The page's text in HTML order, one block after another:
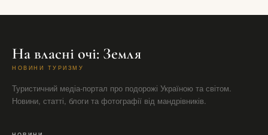
На власні очі: Земля
НОВИНИ ТУРИЗМУ
Туристичний медіа-портал про подорожі Україною та світом.
Новини, статті, блоги та фотографії від мандрівників.